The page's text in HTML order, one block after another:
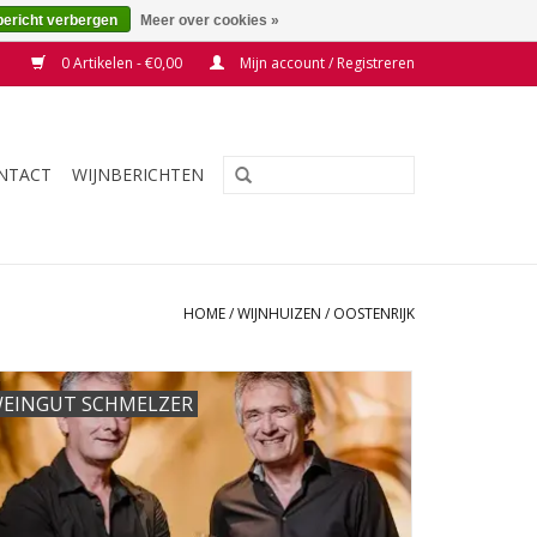
0 Artikelen - €0,00 Mijn account / Registreren
WIJNBERICHTEN
HOME/WIJNHUIZEN / OOSTENRIJK
SCHMELZER
verbergen Meer over cookies »